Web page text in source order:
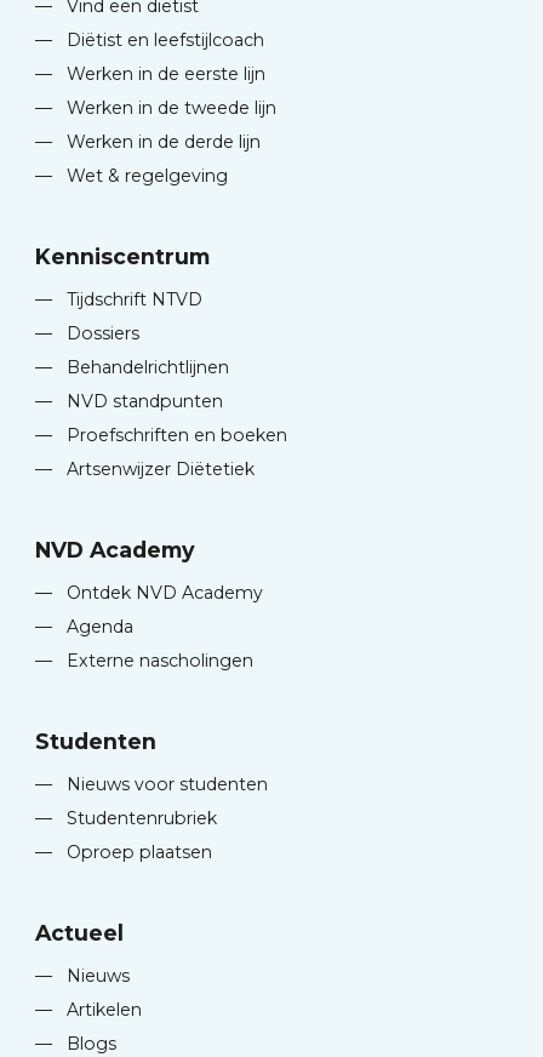
—
Vind een diëtist
—
Diëtist en leefstijlcoach
—
Werken in de eerste lijn
—
Werken in de tweede lijn
—
Werken in de derde lijn
—
Wet & regelgeving
Kenniscentrum
—
Tijdschrift NTVD
—
Dossiers
—
Behandelrichtlijnen
—
NVD standpunten
—
Proefschriften en boeken
—
Artsenwijzer Diëtetiek
NVD Academy
—
Ontdek NVD Academy
—
Agenda
—
Externe nascholingen
Studenten
—
Nieuws voor studenten
—
Studentenrubriek
—
Oproep plaatsen
Actueel
—
Nieuws
—
Artikelen
—
Blogs